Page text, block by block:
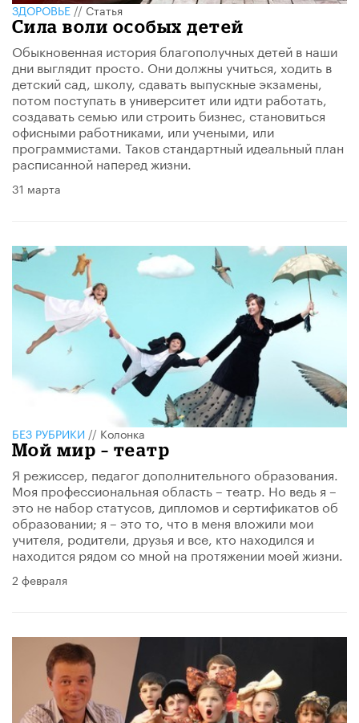
ЗДОРОВЬЕ//Статья
​Сила воли особых детей
Обыкновенная история благополучных детей в наши
дни выглядит просто. Они должны учиться, ходить в
детский сад, школу, сдавать выпускные экзамены,
потом поступать в университет или идти работать,
создавать семью или строить бизнес, становиться
офисными работниками, или учеными, или
программистами. Таков стандартный идеальный план
расписанной наперед жизни.
31 марта
БЕЗ РУБРИКИ // Колонка
Мой мир – театр
Я режиссeр, педагог дополнительного образования.
Моя профессиональная область – театр. Но ведь я –
это не набор статусов, дипломов и сертификатов об
образовании; я – это то, что в меня вложили мои
учителя, родители, друзья и все, кто находился и
находится рядом со мной на протяжении моей жизни.
2 февраля